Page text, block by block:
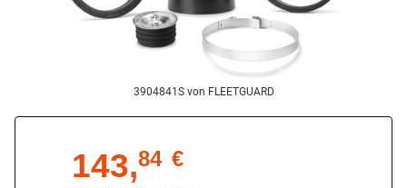
3904841S von FLEETGUARD
143,84 €